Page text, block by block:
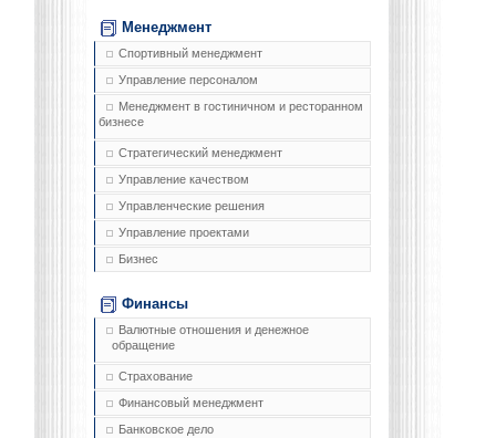
Менеджмент
Спортивный менеджмент
Управление персоналом
Менеджмент в гостиничном и ресторанном
бизнесе
Стратегический менеджмент
Управление качеством
Управленческие решения
Управление проектами
Бизнес
Финансы
Валютные отношения и денежное
обращение
Страхование
Финансовый менеджмент
Банковское дело